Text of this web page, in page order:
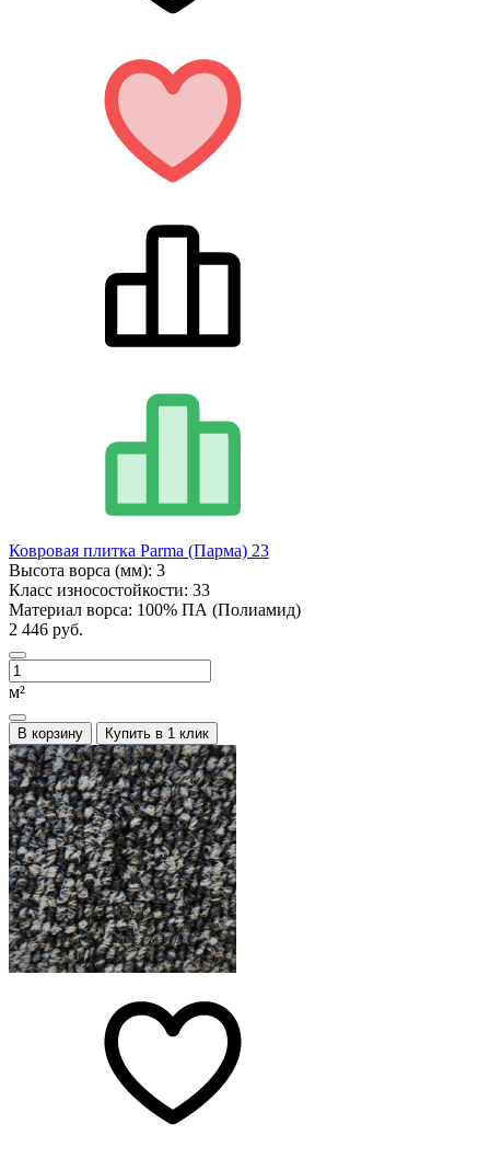
Ковровая плитка Parma (Парма) 23
Высота ворса (мм): 3
Класс износостойкости: 33
Материал ворса: 100% ПА (Полиамид)
2 446 руб.
м²
В корзину Купить в 1 клик